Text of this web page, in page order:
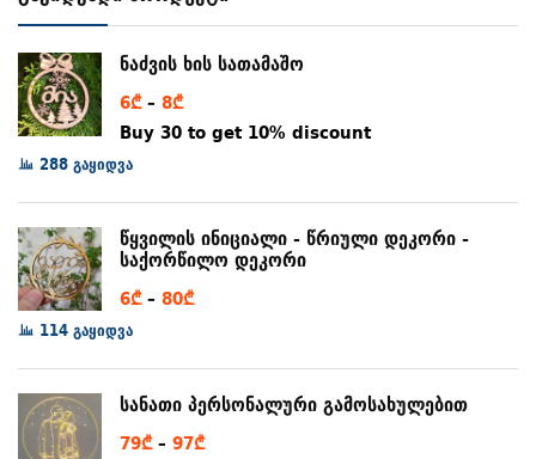
ნაძვის ხის სათამაშო
6₾ – 8₾Price
range:
Buy 30 to get 10% discount
288 გაყიდვა
წყვილის ინიციალი - წრიული დეკორი -
საქორწილო დეკორი
6₾ – 80₾Price
80₾
114 გაყიდვა
სანათი პერსონალური გამოსახულებით
79₾ – 97₾Price